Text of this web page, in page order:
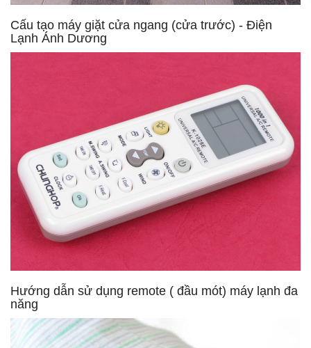
Cấu tạo máy giặt cửa ngang (cửa trước) - Điện
Lạnh Ánh Dương
Hướng dẫn sử dụng remote ( đầu mót) máy lạnh đa
năng